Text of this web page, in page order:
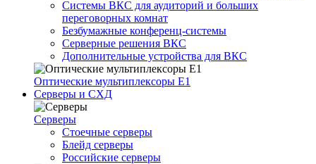
Системы ВКС для аудиторий и больших
переговорных комнат
Безбумажные конференц-системы
Серверные решения ВКС
Дополнительные устройства для ВКС
Оптические мультиплексоры Е1
Серверы и СХД
Серверы
Стоечные серверы
Блейд серверы
Российские серверы